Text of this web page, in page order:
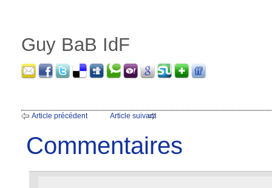
Guy BaB IdF
Article précédent Article suivant
Commentaires